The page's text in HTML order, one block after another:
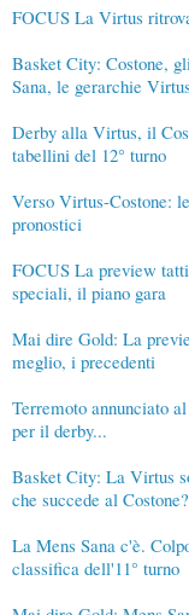
FOCUS La Virtus
Basket City: Costone,
Sana, le gerarchie Virtus
Derby alla Virtus, il
tabellini del 12° turno
Verso Virtus-Costone:
pronostici
FOCUS La preview
speciali, il piano gara
Mai dire Gold: La
meglio, i precedenti
Terremoto annunciato
per il derby...
Basket City: La Virtus
che succede al Costone?
La Mens Sana c'è.
classifica dell'11° turno